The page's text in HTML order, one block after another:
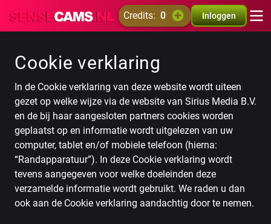
credits: 0 Inloggen
Cookie verklaring
In de Cookie verklaring van deze website wordt uiteen
gezet op welke wijze via de website van Sirius Media B.V.
en de bij haar aangesloten partners cookies worden
geplaatst op en informatie wordt uitgelezen van uw
computer, tablet en/of mobiele telefoon (hierna:
“Randapparatuur”). In deze Cookie verklaring wordt
tevens aangegeven voor welke doeleinden deze
verzamelde informatie wordt gebruikt. We raden u dan
ook aan de Cookie verklaring aandachtig door te nemen.